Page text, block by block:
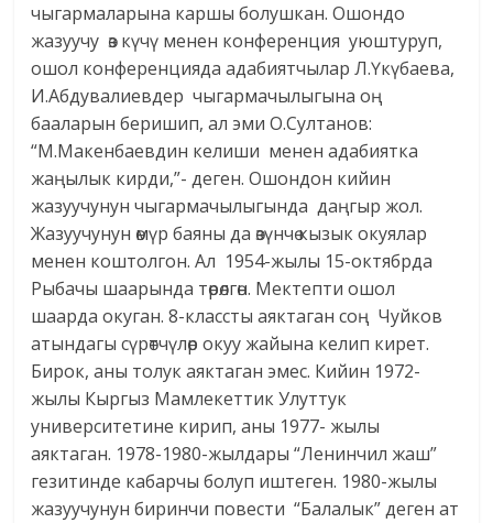
чыгармаларына каршы болушкан. Ошондо
жазуучу өз күчү менен конференция уюштуруп,
ошол конференцияда адабиятчылар Л.Үкүбаева,
И.Абдувалиевдер чыгармачылыгына оң
бааларын беришип, ал эми О.Султанов:
“М.Макенбаевдин келиши менен адабиятка
жаңылык кирди,”- деген. Ошондон кийин
жазуучунун чыгармачылыгында даңгыр жол.
Жазуучунун өмүр баяны да өзүнчө кызык окуялар
менен коштолгон. Ал 1954-жылы 15-октябрда
Рыбачы шаарында төрөлгөн. Мектепти ошол
шаарда окуган. 8-классты аяктаган соң Чуйков
атындагы сүрөтчүлөр окуу жайына келип кирет.
Бирок, аны толук аяктаган эмес. Кийин 1972-
жылы Кыргыз Мамлекеттик Улуттук
университетине кирип, аны 1977- жылы
аяктаган. 1978-1980-жылдары “Ленинчил жаш”
гезитинде кабарчы болуп иштеген. 1980-жылы
жазуучунун биринчи повести “Балалык” деген ат